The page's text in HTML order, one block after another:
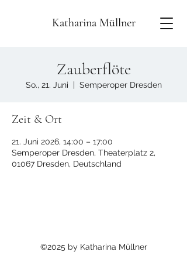
Katharina Müllner
Zauberflöte
So., 21. Juni
  |
Semperoper Dresden
Zeit & Ort
21. Juni 2026, 14:00 – 17:00
Semperoper Dresden, Theaterplatz 2,
01067 Dresden, Deutschland
©2025 by Katharina Müllner